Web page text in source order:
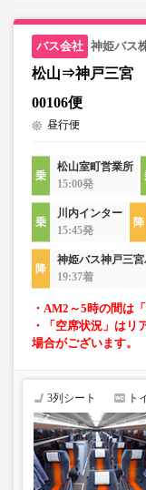
神姫バス
松山⇒神戸三宮
00106便
昼行便
松山室町営業所
15:00発
川内インター
15:45発
神姫バス神戸三宮
19:37着
・AM2～5時の間は
・「空席状況」はリ
場合がございます。
3列シート ト